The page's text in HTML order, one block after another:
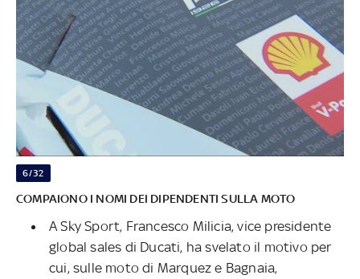
6/32
COMPAIONO I NOMI DEI DIPENDENTI SULLA MOTO
A Sky Sport, Francesco Milicia, vice presidente
global sales di Ducati, ha svelato il motivo per
cui, sulle moto di Marquez e Bagnaia,